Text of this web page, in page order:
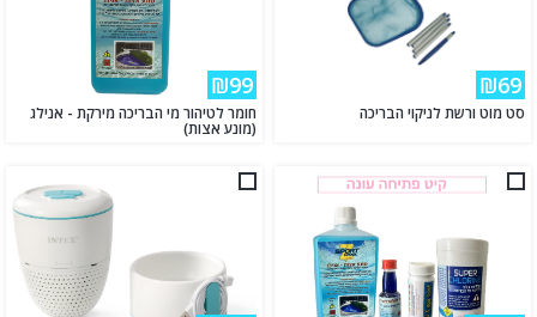
₪69
סט מוט ורשת לניקוי הבריכה
₪99
חומר לטיהור מי הבריכה מירקת - אנילג
(מונע אצות)